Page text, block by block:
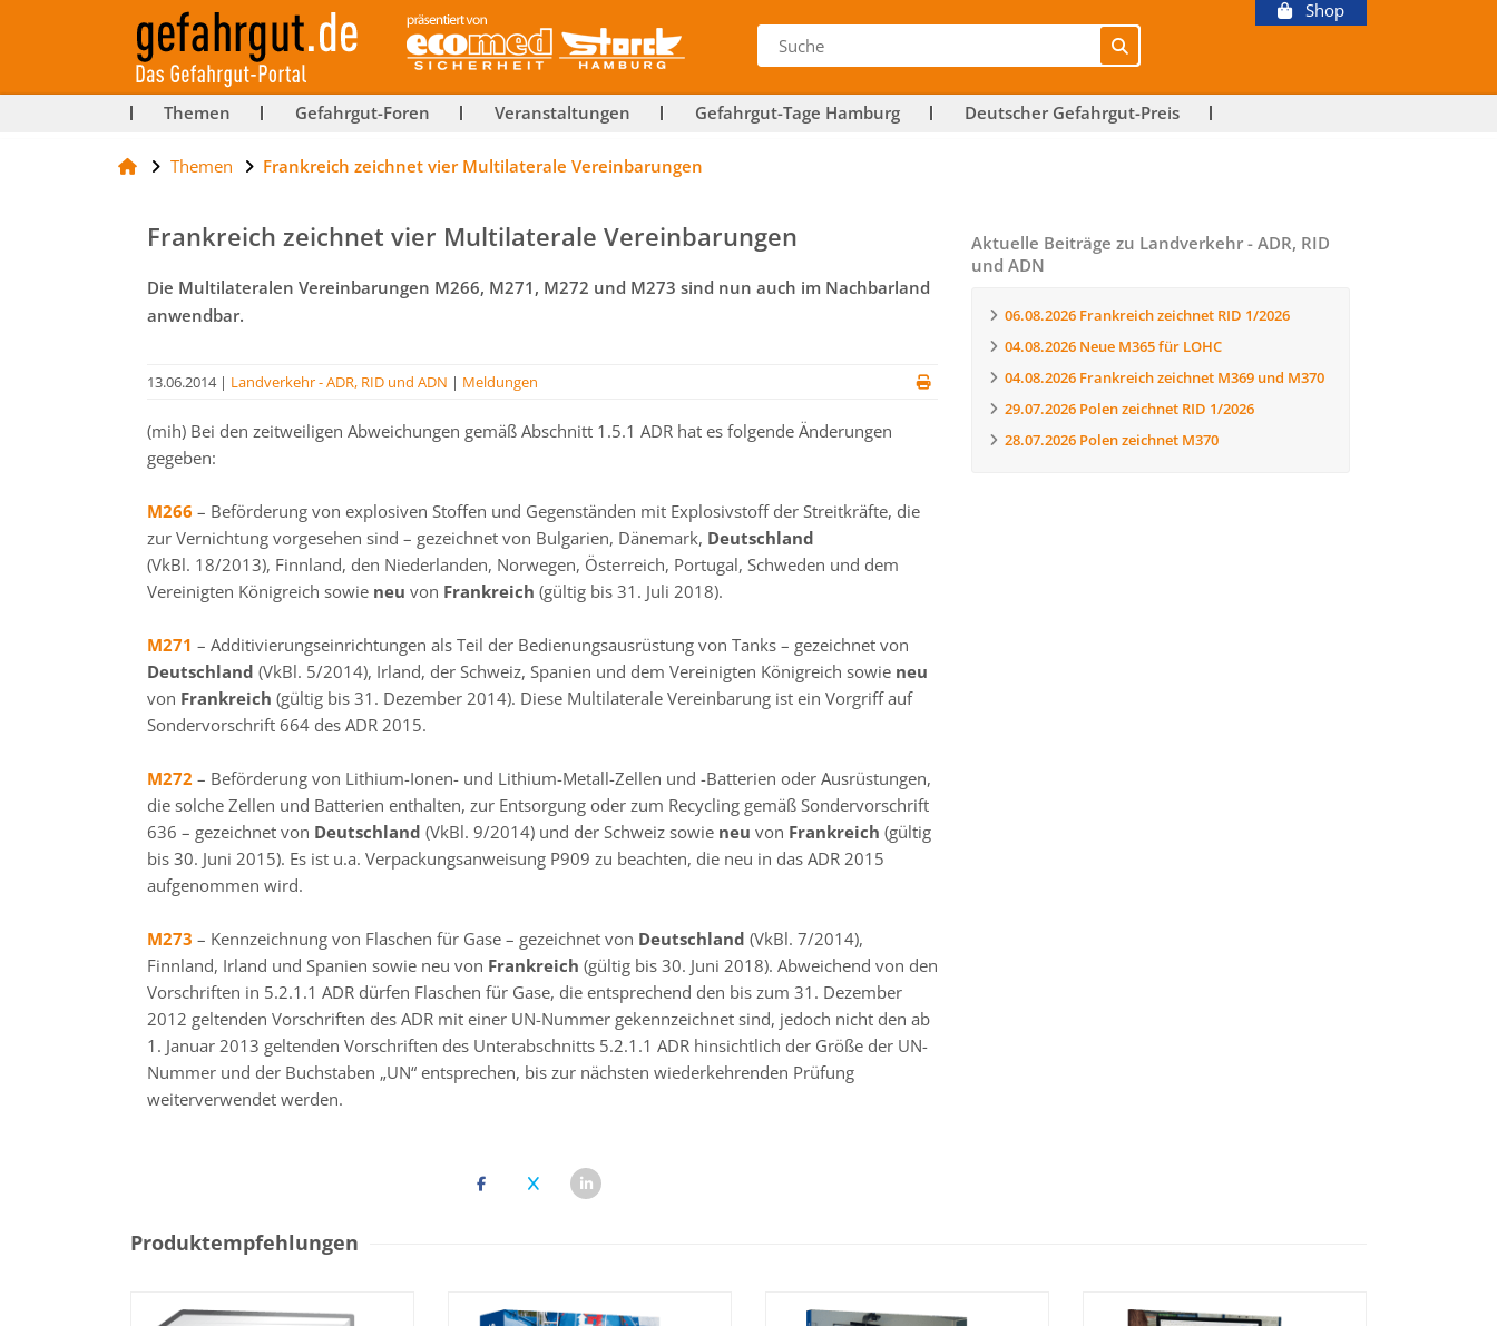
Shop
Themen Gefahrgut-Foren Veranstaltungen Gefahrgut-Tage Hamburg Deutscher Gefahrgut-Preis
Themen Frankreich zeichnet vier Multilaterale Vereinbarungen
Frankreich zeichnet vier Multilaterale Vereinbarungen
Die Multilateralen Vereinbarungen M266, M271, M272 und M273 sind nun auch im Nachbarland
anwendbar.
13.06.2014| Landverkehr - ADR, RID und ADN | Meldungen
(mih) Bei den zeitweiligen Abweichungen gemäß Abschnitt 1.5.1 ADR hat es folgende Änderungen
gegeben:
M266 – Beförderung von explosiven Stoffen und Gegenständen mit Explosivstoff der Streitkräfte, die
zur Vernichtung vorgesehen sind – gezeichnet von Bulgarien, Dänemark, Deutschland
(VkBl. 18/2013), Finnland, den Niederlanden, Norwegen, Österreich, Portugal, Schweden und dem
Vereinigten Königreich sowie neu von Frankreich (gültig bis 31. Juli 2018).
M271 – Additivierungseinrichtungen als Teil der Bedienungsausrüstung von Tanks – gezeichnet von
Deutschland (VkBl. 5/2014), Irland, der Schweiz, Spanien und dem Vereinigten Königreich sowie neu
von Frankreich (gültig bis 31. Dezember 2014). Diese Multilaterale Vereinbarung ist ein Vorgriff auf
Sondervorschrift 664 des ADR 2015.
M272 – Beförderung von Lithium-Ionen- und Lithium-Metall-Zellen und -Batterien oder Ausrüstungen,
die solche Zellen und Batterien enthalten, zur Entsorgung oder zum Recycling gemäß Sondervorschrift
636 – gezeichnet von Deutschland (VkBl. 9/2014) und der Schweiz sowie neu von Frankreich (gültig
bis 30. Juni 2015). Es ist u.a. Verpackungsanweisung P909 zu beachten, die neu in das ADR 2015
aufgenommen wird.
M273 – Kennzeichnung von Flaschen für Gase – gezeichnet von Deutschland (VkBl. 7/2014),
Finnland, Irland und Spanien sowie neu von Frankreich (gültig bis 30. Juni 2018). Abweichend von den
Vorschriften in 5.2.1.1 ADR dürfen Flaschen für Gase, die entsprechend den bis zum 31. Dezember
2012 geltenden Vorschriften des ADR mit einer UN-Nummer gekennzeichnet sind, jedoch nicht den ab
1. Januar 2013 geltenden Vorschriften des Unterabschnitts 5.2.1.1 ADR hinsichtlich der Größe der UN-
Nummer und der Buchstaben „UN“ entsprechen, bis zur nächsten wiederkehrenden Prüfung
weiterverwendet werden.
Aktuelle Beiträge zu Landverkehr - ADR, RID
und ADN
06.08.2026 Frankreich zeichnet RID 1/2026
04.08.2026 Neue M365 für LOHC
04.08.2026 Frankreich zeichnet M369 und M370
29.07.2026 Polen zeichnet RID 1/2026
28.07.2026 Polen zeichnet M370
Produktempfehlungen